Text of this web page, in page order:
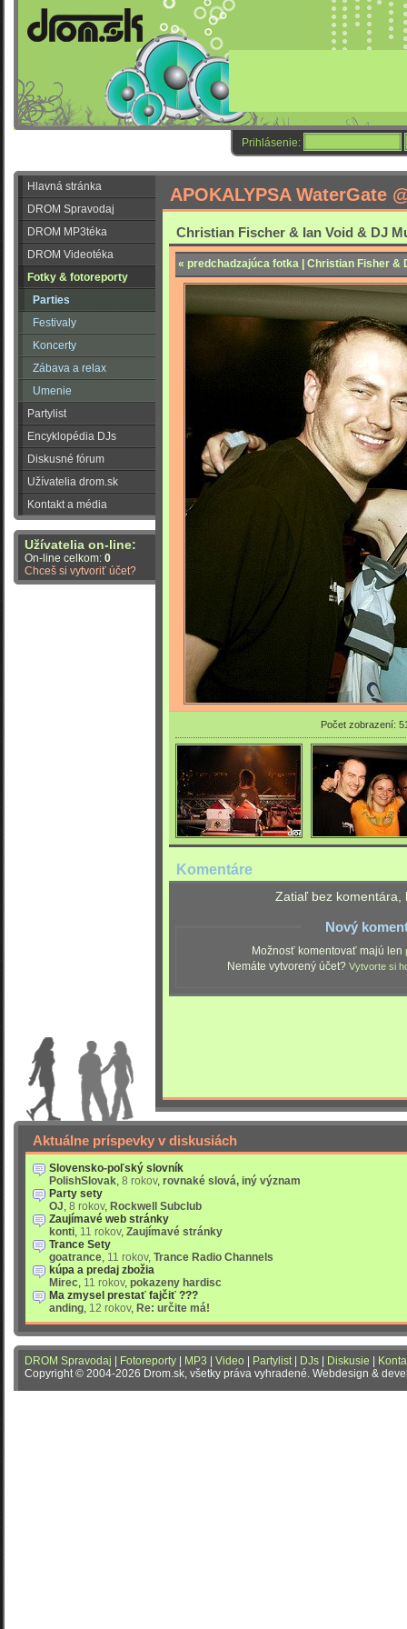
Prihlásenie:
Hlavná stránka
DROM Spravodaj
DROM MP3téka
DROM Videotéka
Fotky & fotoreporty
Parties
Festivaly
Koncerty
Zábava a relax
Umenie
Partylist
Encyklopédia DJs
Diskusné fórum
Užívatelia drom.sk
Kontakt a média
Užívatelia on-line:
On-line celkom: 0
Chceš si vytvoriť účet?
APOKALYPSA WaterGate
Christian Fischer & Ian Void & DJ
« predchadzajúca fotka | Christian Fisher &
Počet zobrazení:
Komentáre
Zatiaľ bez komentára,
Nový
Možnosť komentovať majú len
Nemáte vytvorený účet? Vytvorte si
Aktuálne príspevky v diskusiách
Slovensko-poľský slovník
PolishSlovak, 8 rokov, rovnaké slová, iný význam
Party sety
OJ, 8 rokov, Rockwell Subclub
Zaujímavé web stránky
konti, 11 rokov, Zaujímavé stránky
Trance Sety
goatrance, 11 rokov, Trance Radio Channels
kúpa a predaj zbožia
Mirec, 11 rokov, pokazeny hardisc
Ma zmysel prestať fajčiť ???
anding, 12 rokov, Re: určite má!
DROM Spravodaj Fotoreporty MP3 Video Partylist| DJs Diskusie
Copyright © 2004-2026 Drom.sk, všetky práva vyhradené. Webdesign &